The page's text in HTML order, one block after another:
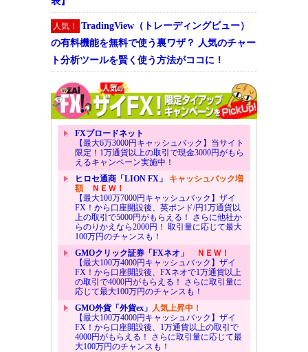
人気！
TradingView（トレーディングビュー）
の有料機能を無料で使う裏ワザ？ 人気のチャー
ト分析ツールを賢く使う方法がココに！
FXブロードネット
【最大6万3000円キャッシュバック】当サイト
限定！1万通貨以上の取引で現金3000円がもら
えるキャンペーン実施中！
ヒロセ通商「LION FX」 キャッシュバック増
額ＮＥＷ！
【最大100万7000円キャッシュバック】ザイ
FX！から口座開設後、英ポンド/円1万通貨以
上の取引で5000円がもらえる！ さらに他社か
らのりかえなら2000円！ 取引量に応じて最大
100万円のチャンスも！
GMOクリック証券「FXネオ」
ＮＥＷ！
【最大100万4000円キャッシュバック】ザイ
FX！から口座開設後、FXネオで1万通貨以上
の取引で4000円がもらえる！ さらに取引量に
応じて最大100万円のチャンスも！
GMO外貨「外貨ex」 人気上昇中！
【最大100万4000円キャッシュバック】ザイ
FX！から口座開設後、1万通貨以上の取引で
4000円がもらえる！ さらに取引量に応じて最
大100万円のチャンスも！